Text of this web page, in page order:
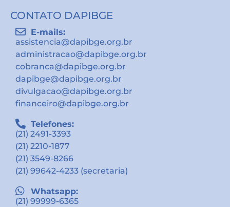
CONTATO DAPIBGE
E-mails:
assistencia@dapibge.org.br
administracao@dapibge.org.br
cobranca@dapibge.org.br
dapibge@dapibge.org.br
divulgacao@dapibge.org.br
financeiro@dapibge.org.br
Telefones:
(21) 2491-3393
(21) 2210-1877
(21) 3549-8266
(21) 99642-4233 (secretaria)
Whatsapp:
(21) 99999-6365